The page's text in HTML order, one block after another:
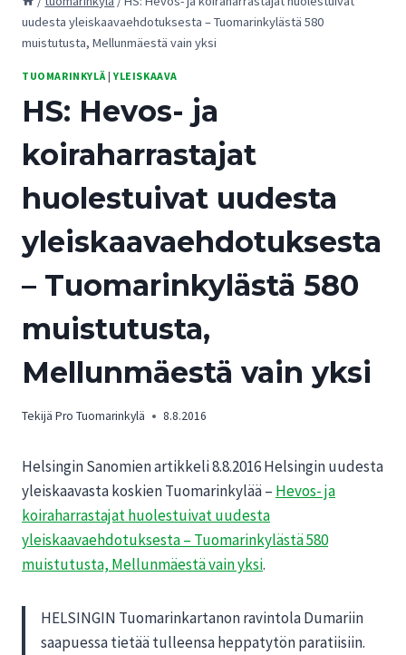
uudesta yleiskaavaehdotuksesta – Tuomarinkylästä 580
muistutusta, Mellunmäestä vain yksi
TUOMARINKYLÄ |YLEISKAAVA
HS: Hevos- ja
koiraharrastajat
huolestuivat uudesta
yleiskaavaehdotuksesta
– Tuomarinkylästä 580
muistutusta,
Mellunmäestä vain yksi
Tekijä Pro Tuomarinkylä 8.8.2016
Helsingin Sanomien artikkeli 8.8.2016 Helsingin uudesta
yleiskaavasta koskien Tuomarinkylää – Hevos- ja
koiraharrastajat huolestuivat uudesta
yleiskaavaehdotuksesta – Tuomarinkylästä 580
muistutusta, Mellunmäestä vain yksi.
HELSINGIN Tuomarinkartanon ravintola Dumariin
saapuessa tietää tulleensa heppatytön paratiisiin.